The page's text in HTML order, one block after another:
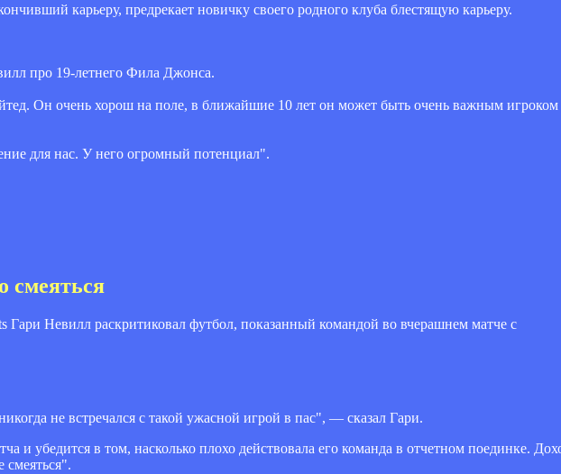
карьеру, предрекает новичку своего родного клуба блестящую карьеру.
про 19-летнего Фила Джонса.
Он очень хорош на поле, в ближайшие 10 лет он может быть очень важным игроком
для нас. У него огромный потенциал".
Невилл раскритиковал футбол, показанный командой во вчерашнем матче с
не встречался с такой ужасной игрой в пас", — сказал Гари.
и убедится в том, насколько плохо действовала его команда в отчетном поединке.
смеяться".